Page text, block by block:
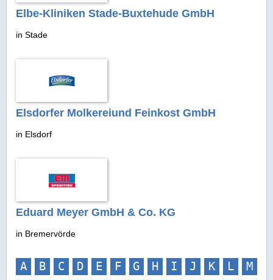
Elbe-Kliniken Stade-Buxtehude GmbH
in Stade
Elsdorfer Molkereiund Feinkost GmbH
in Elsdorf
Eduard Meyer GmbH & Co. KG
in Bremervörde
A B C D E F G H I J K L
M